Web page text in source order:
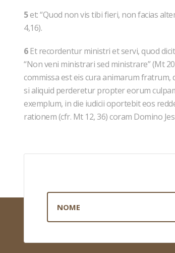
5et: “Quod non vis tibi fieri, non facias
4,16).
6Et recordentur ministri et servi, quod
“Non veni ministrari sed ministrare” (Mt
commissa est eis cura animarum fratrum,
si aliquid perderetur propter eorum
exemplum, in die iudicii oportebit eos
rationem (cfr. Mt 12, 36) coram Domino